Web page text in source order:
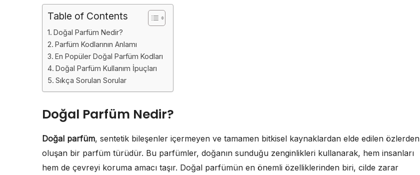
Table of Contents
Doğal Parfüm Nedir?
Parfüm Kodlarının Anlamı
En Popüler Doğal Parfüm Kodları
Doğal Parfüm Kullanım İpuçları
Sıkça Sorulan Sorular
Doğal Parfüm Nedir?
Doğal parfüm, sentetik bileşenler içermeyen ve tamamen bitkisel kaynaklardan elde edilen özlerden
oluşan bir parfüm türüdür. Bu parfümler, doğanın sunduğu zenginlikleri kullanarak, hem insanları
hem de çevreyi koruma amacı taşır. Doğal parfümün en önemli özelliklerinden biri, cilde zarar